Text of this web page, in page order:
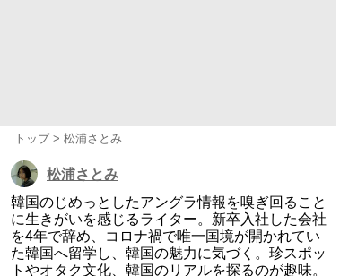
トップ 松浦さとみ
松浦さとみ
韓国のじめっとしたアングラ情報を嗅ぎ回ること
に生きがいを感じるライター。新卒入社した会社
を4年で辞め、コロナ禍で唯一国境が開かれてい
た韓国へ留学し、韓国の魅力に気づく。珍スポッ
トやオタク文化、韓国のリアルを探るのが趣味。